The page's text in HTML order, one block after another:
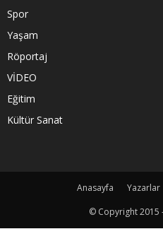
Spor
Yaşam
Röportaj
VİDEO
Eğitim
Kültür Sanat
Anasayfa Yazarlar
© Copyright 2015